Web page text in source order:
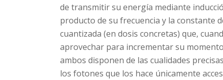
de transmitir su energía mediante
producto de su frecuencia y la constante
cuantizada (en dosis concretas) que,
aprovechar para incrementar su
ambos disponen de las cualidades
los fotones que los hace únicamente